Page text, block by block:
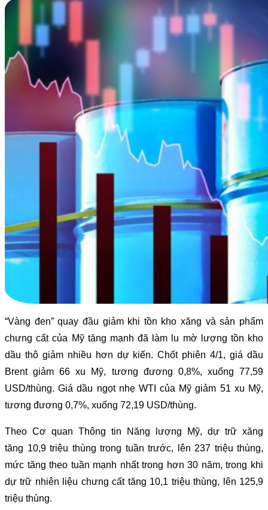
“Vàng đen” quay đầu giảm khi tồn kho xăng và sản phẩm
chưng cất của Mỹ tăng mạnh đã làm lu mờ lượng tồn kho
dầu thô giảm nhiều hơn dự kiến. Chốt phiên 4/1, giá dầu
Brent giảm 66 xu Mỹ, tương đương 0,8%, xuống 77,59
USD/thùng. Giá dầu ngọt nhẹ WTI của Mỹ giảm 51 xu Mỹ,
tương đương 0,7%, xuống 72,19 USD/thùng.
Theo Cơ quan Thông tin Năng lượng Mỹ, dự trữ xăng
tăng 10,9 triệu thùng trong tuần trước, lên 237 triệu thùng,
mức tăng theo tuần mạnh nhất trong hơn 30 năm, trong khi
dự trữ nhiên liệu chưng cất tăng 10,1 triệu thùng, lên 125,9
triệu thùng.